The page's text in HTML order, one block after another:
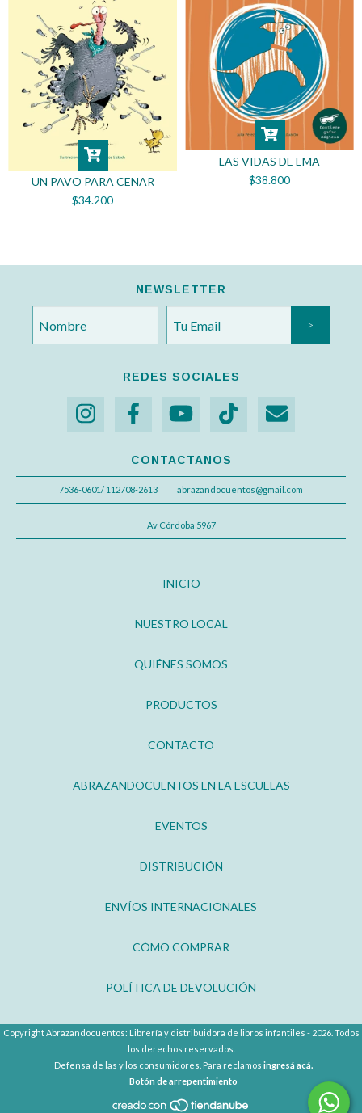
UN PAVO PARA CENAR
$34.200
LAS VIDAS DE EMA
$38.800
NEWSLETTER
REDES SOCIALES
CONTACTANOS
7536-0601/ 112708-2613 abrazandocuentos@gmail.com
Av Córdoba 5967
INICIO
NUESTRO LOCAL
QUIÉNES SOMOS
PRODUCTOS
CONTACTO
ABRAZANDOCUENTOS EN LA ESCUELAS
EVENTOS
DISTRIBUCIÓN
ENVÍOS INTERNACIONALES
CÓMO COMPRAR
POLÍTICA DE DEVOLUCIÓN
Copyright Abrazandocuentos: Librería y distribuidora de libros infantiles - 2026. Todos
los derechos reservados.
Defensa de las y los consumidores. Para reclamos ingresá acá.
Botón de arrepentimiento